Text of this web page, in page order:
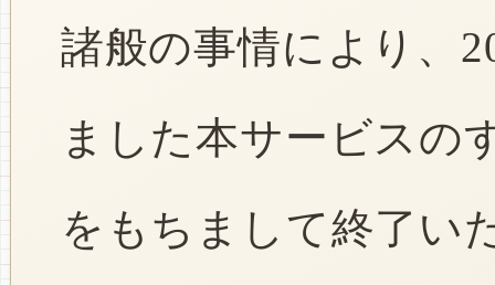
諸般の事情により、
ました本サービスの
をもちまして終了い